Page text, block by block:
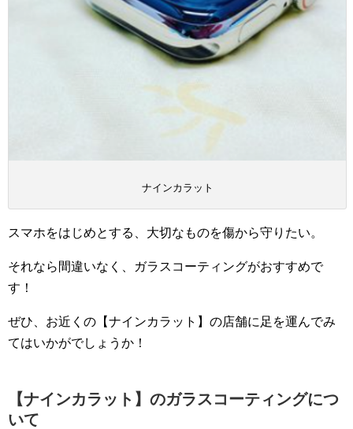
ナインカラット
スマホをはじめとする、大切なものを傷から守りたい。
それなら間違いなく、ガラスコーティングがおすすめで
す！
ぜひ、お近くの【ナインカラット】の店舗に足を運んでみ
てはいかがでしょうか！
【ナインカラット】のガラスコーティングにつ
いて